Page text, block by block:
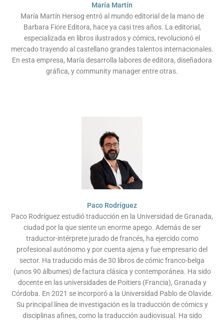
María Martín
María Martín Hersog entró al mundo editorial de la mano de
Barbara Fiore Editora, hace ya casi tres años. La editorial,
especializada en libros ilustrados y cómics, revolucionó el
mercado trayendo al castellano grandes talentos internacionales.
En esta empresa, María desarrolla labores de editora, diseñadora
gráfica, y community manager entre otras.
Paco Rodríguez
Paco Rodríguez estudió traducción en la Universidad de Granada,
ciudad por la que siente un enorme apego. Además de ser
traductor-intérprete jurado de francés, ha ejercido como
profesional autónomo y por cuenta ajena y fue empresario del
sector. Ha traducido más de 30 libros de cómic franco-belga
(unos 90 álbumes) de factura clásica y contemporánea. Ha sido
docente en las universidades de Poitiers (Francia), Granada y
Córdoba. En 2021 se incorporó a la Universidad Pablo de Olavide.
Su principal línea de investigación es la traducción de cómics y
disciplinas afines, como la traducción audiovisual. Ha sido